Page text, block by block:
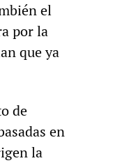
el
por la
que ya
de
en
la